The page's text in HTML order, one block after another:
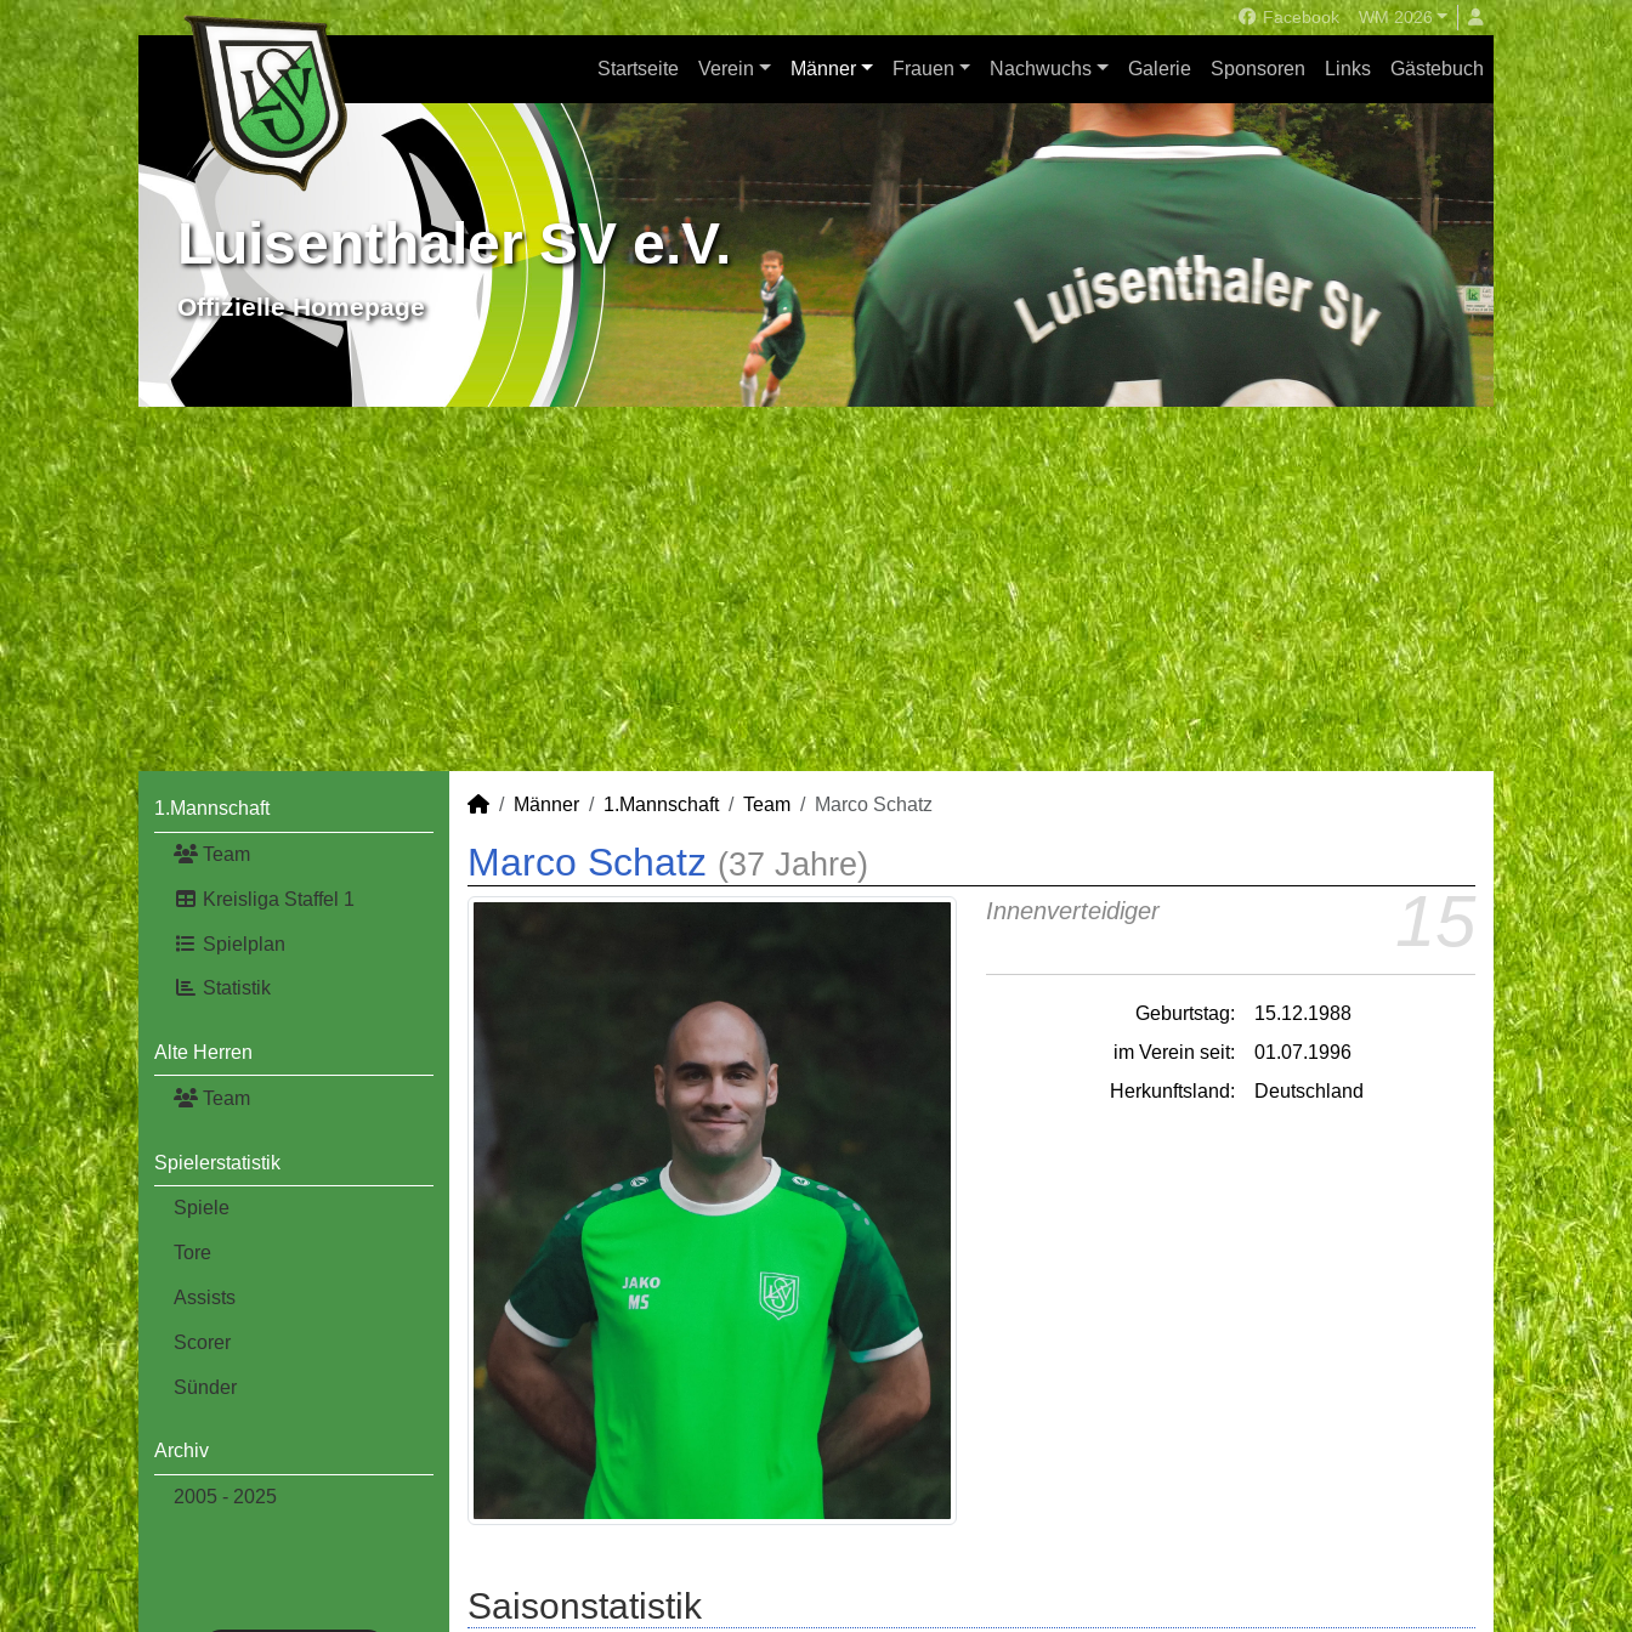
Facebook WM 2026
Startseite Verein Männer Frauen Nachwuchs Galerie Sponsoren Links Gästebuch
Luisenthaler SV e.V.
Offizielle Homepage
1.Mannschaft
Team
Kreisliga Staffel 1
Spielplan
Statistik
Alte Herren
Team
Spielerstatistik
Spiele
Tore
Assists
Scorer
Sünder
Archiv
2005 - 2025
Männer 1.Mannschaft Team Marco Schatz
Marco Schatz (37 Jahre)
15
Innenverteidiger
Geburtstag:
15.12.1988
im Verein seit:
01.07.1996
Herkunftsland:
Deutschland
Saisonstatistik